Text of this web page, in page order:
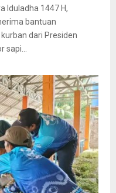
Iduladha 1447 H,
bantuan
dari Presiden
sapi...